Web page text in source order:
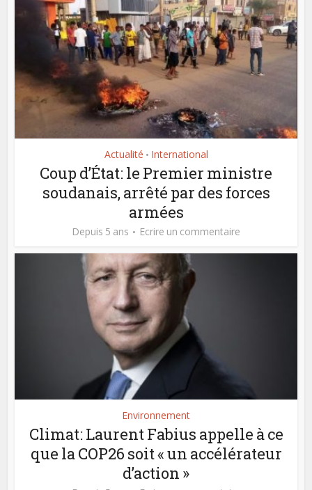
Actualité • International
Coup d’État: le Premier ministre
soudanais, arrêté par des forces
armées
Depuis 5 ans Ecrire un commentaire
Environnement
Climat: Laurent Fabius appelle à ce
que la COP26 soit « un accélérateur
d’action »